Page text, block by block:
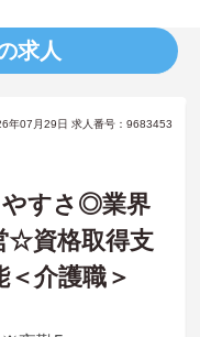
求人
年07月29日 求人番号：9683453
やすさ◎業界
☆資格取得支
介護職＞